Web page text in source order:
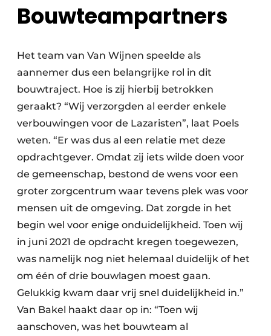
Bouwteampartners
Het team van Van Wijnen speelde als
aannemer dus een belangrijke rol in dit
bouwtraject. Hoe is zij hierbij betrokken
geraakt? “Wij verzorgden al eerder enkele
verbouwingen voor de Lazaristen”, laat Poels
weten. “Er was dus al een relatie met deze
opdrachtgever. Omdat zij iets wilde doen voor
de gemeenschap, bestond de wens voor een
groter zorgcentrum waar tevens plek was voor
mensen uit de omgeving. Dat zorgde in het
begin wel voor enige onduidelijkheid. Toen wij
in juni 2021 de opdracht kregen toegewezen,
was namelijk nog niet helemaal duidelijk of het
om één of drie bouwlagen moest gaan.
Gelukkig kwam daar vrij snel duidelijkheid in.”
Van Bakel haakt daar op in: “Toen wij
aanschoven, was het bouwteam al